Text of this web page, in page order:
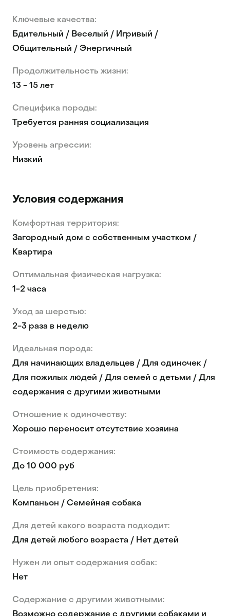
Ключевые качества:
Бдительный / Веселый / Игривый /
Общительный / Энергичный
Продолжительность жизни:
13 - 15 лет
Специфика породы:
Требуется ранняя социализация
Уровень агрессии:
Низкий
Условия содержания
Комфортная территория:
Загородный дом с собственным участком /
Квартира
Оптимальная физическая нагрузка:
1-2 часа
Уход за шерстью:
2-3 раза в неделю
Идеальная порода:
Для начинающих владельцев / Для одиночек /
Для пожилых людей / Для семей с детьми / Для
содержания с другими животными
Отношение к одиночеству:
Хорошо переносит отсутствие хозяина
Стоимость содержания:
До 10 000 руб
Цель приобретения:
Компаньон / Семейная собака
Для детей какого возраста подходит:
Для детей любого возраста / Нет детей
Нужен ли опыт содержания собак:
Нет
Содержание с другими животными: